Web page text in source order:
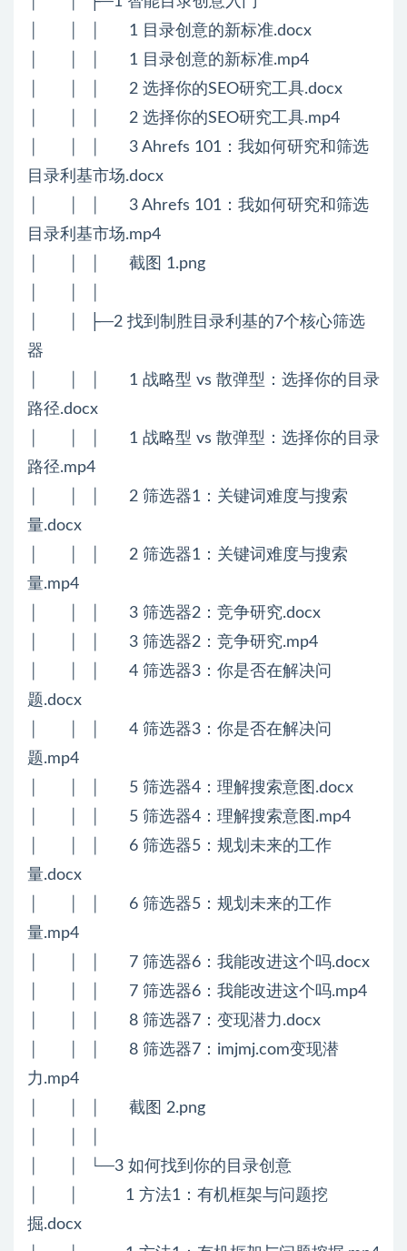
│ │ │ 1 目录创意的新标准.docx
│ │ │ 1 目录创意的新标准.mp4
│ │ │ 2 选择你的SEO研究工具.docx
│ │ │ 2 选择你的SEO研究工具.mp4
│ │ │ 3 Ahrefs 101：我如何研究和筛选
目录利基市场.docx
│ │ │ 3 Ahrefs 101：我如何研究和筛选
目录利基市场.mp4
│ │ │ 截图 1.png
│ │ ├─2 找到制胜目录利基的7个核心筛选
器
│ │ │ 1 战略型 vs 散弹型：选择你的目录
路径.docx
│ │ │ 1 战略型 vs 散弹型：选择你的目录
路径.mp4
│ │ │ 2 筛选器1：关键词难度与搜索
量.docx
│ │ │ 2 筛选器1：关键词难度与搜索
量.mp4
│ │ │ 3 筛选器2：竞争研究.docx
│ │ │ 3 筛选器2：竞争研究.mp4
│ │ │ 4 筛选器3：你是否在解决问
题.docx
│ │ │ 4 筛选器3：你是否在解决问
题.mp4
│ │ │ 5 筛选器4：理解搜索意图.docx
│ │ │ 5 筛选器4：理解搜索意图.mp4
│ │ │ 6 筛选器5：规划未来的工作
量.docx
│ │ │ 6 筛选器5：规划未来的工作
量.mp4
│ │ │ 7 筛选器6：我能改进这个吗.docx
│ │ │ 7 筛选器6：我能改进这个吗.mp4
│ │ │ 8 筛选器7：变现潜力.docx
│ │ │ 8 筛选器7：imjmj.com变现潜
力.mp4
│ │ │ 截图 2.png
│ │ └─3 如何找到你的目录创意
│ │ 1 方法1：有机框架与问题挖
掘.docx